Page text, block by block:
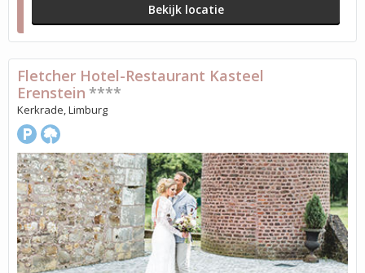
Bekijk locatie
Fletcher Hotel-Restaurant Kasteel
Erenstein ****
Kerkrade, Limburg